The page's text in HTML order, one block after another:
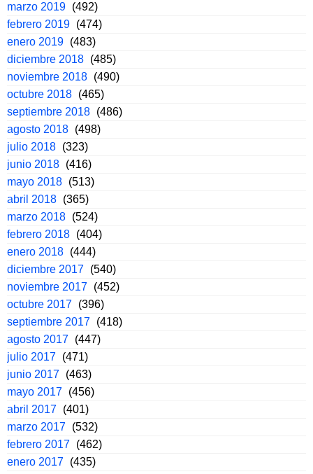
marzo 2019 (492)
febrero 2019 (474)
enero 2019 (483)
diciembre 2018 (485)
noviembre 2018 (490)
octubre 2018 (465)
septiembre 2018 (486)
agosto 2018 (498)
julio 2018 (323)
junio 2018 (416)
mayo 2018 (513)
abril 2018 (365)
marzo 2018 (524)
febrero 2018 (404)
enero 2018 (444)
diciembre 2017 (540)
noviembre 2017 (452)
octubre 2017 (396)
septiembre 2017 (418)
agosto 2017 (447)
julio 2017 (471)
junio 2017 (463)
mayo 2017 (456)
abril 2017 (401)
marzo 2017 (532)
febrero 2017 (462)
enero 2017 (435)